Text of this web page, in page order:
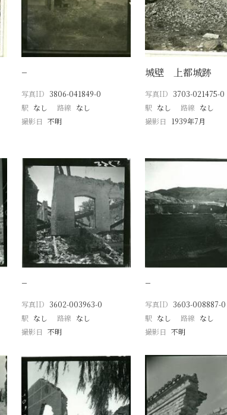
−
写真ID 3806-041849-0
駅 なし 路線 なし
撮影日 不明
城壁 上都城跡
写真ID 3703-021475-0
駅 なし 路線 なし
撮影日
1939年7月
−
写真ID 3602-003963-0
駅 なし 路線 なし
撮影日 不明
−
写真ID 3603-008887-0
駅 なし 路線 なし
撮影日 不明